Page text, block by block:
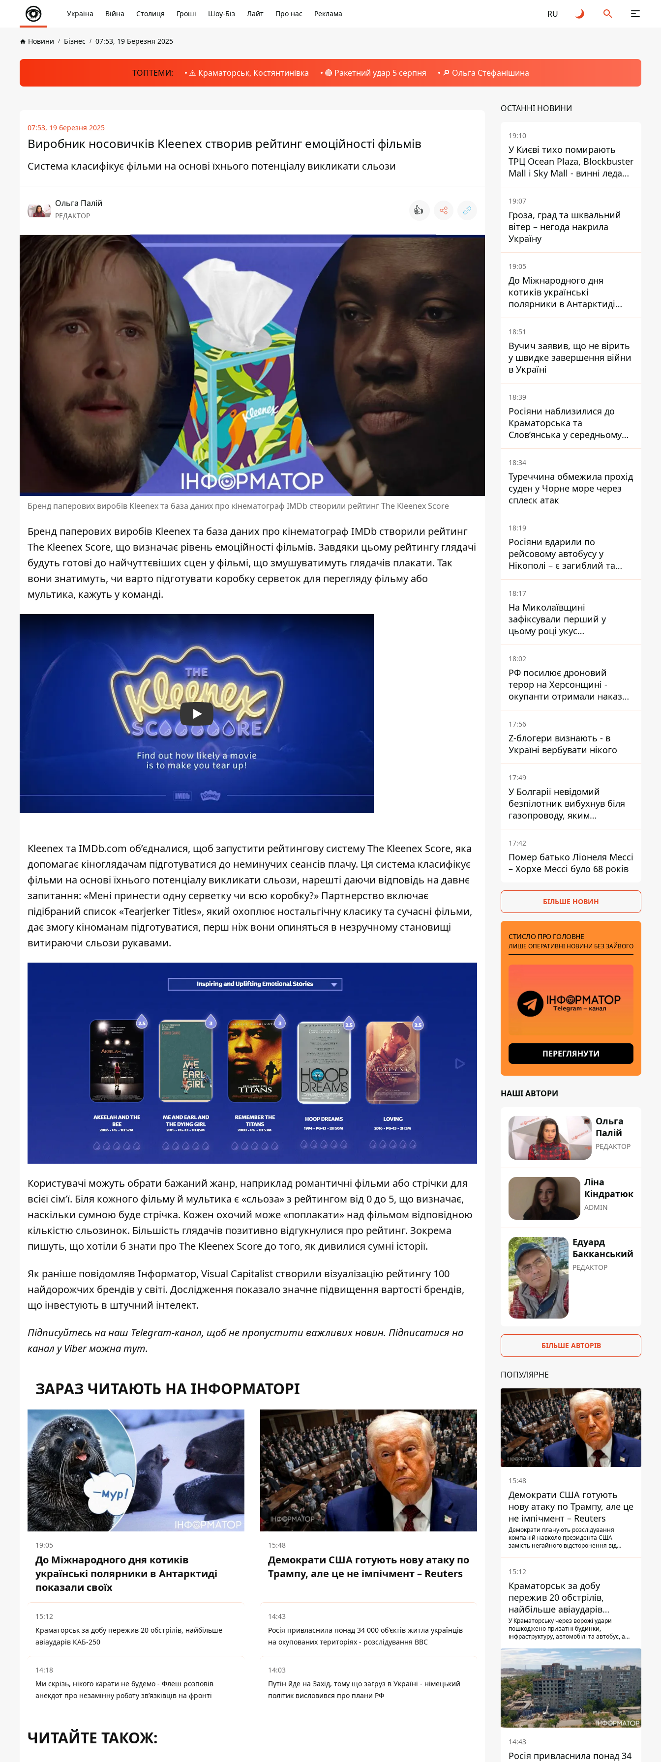
Україна Війна Столиця Гроші Шоу-Біз Лайт Про нас Реклама RU
Новини Бізнес 07:53, 19 Березня 2025
ТОПТЕМИ: ⚠️ Краматорськ, Костянтинівка 🔴 Ракетний удар 5 серпня 🔎 Ольга Стефанішина
07:53, 19 березня 2025
Виробник носовичків Kleenex створив рейтинг емоційності фільмів
Система класифікує фільми на основі їхнього потенціалу викликати сльози
Ольга Палій
РЕДАКТОР 👍
Бренд паперових виробів Kleenex та база даних про кінематограф IMDb створили рейтинг The Kleenex Score
Бренд паперових виробів Kleenex та база даних про кінематограф IMDb створили рейтинг
The Kleenex Score, що визначає рівень емоційності фільмів. Завдяки цьому рейтингу глядачі
будуть готові до найчуттєвіших сцен у фільмі, що змушуватимуть глядачів плакати. Так
вони знатимуть, чи варто підготувати коробку серветок для перегляду фільму або
мультика, кажуть у команді.
Play
Kleenex та IMDb.com об’єдналися, щоб запустити рейтингову системуThe Kleenex Score, яка
допомагає кіноглядачам підготуватися до неминучих сеансів плачу. Ця система класифікує
фільми на основі їхнього потенціалу викликати сльози, нарешті даючи відповідь на давнє
запитання: «Мені принести одну серветку чи всю коробку?» Партнерство включає
підібраний список «Tearjerker Titles», який охоплює ностальгічну класику та сучасні фільми,
дає змогу кіноманам підготуватися, перш ніж вони опиняться в незручному становищі
витираючи сльози рукавами.
Користувачі можуть обрати бажаний жанр, наприклад романтичні фільми або стрічки для
всієї сім’ї. Біля кожного фільму й мультика є «сльоза» з рейтингом від 0 до 5, що визначає,
наскільки сумною буде стрічка. Кожен охочий може «поплакати» над фільмом відповідною
кількістю сльозинок. Більшість глядачів позитивно відгукнулися про рейтинг. Зокрема
пишуть, що хотіли б знати про The Kleenex Score до того, як дивилися сумні історії.
Як раніше повідомляв Інформатор, Visual Capitalist створили візуалізацію рейтингу 100
найдорожчих брендів у світі. Дослідження показало значне підвищення вартості брендів,
що інвестують в штучний інтелект.
Підписуйтесь на наш Telegram-канал, щоб не пропустити важливих новин. Підписатися на
канал у Viber можнатут.
ЗАРАЗ ЧИТАЮТЬ НА ІНФОРМАТОРІ
19:05
До Міжнародного дня котиків
українські полярники в Антарктиді
показали своїх
15:48
Демократи США готують нову атаку по
Трампу, але це не імпічмент – Reuters
15:12
Краматорськ за добу пережив 20 обстрілів, найбільше
авіаударів КАБ-250
14:43
Росія привласнила понад 34 000 об'єктів житла українців
на окупованих територіях - розслідування BBC
14:18
Ми скрізь, нікого карати не будемо - Флеш розповів
анекдот про незамінну роботу зв’язківців на фронті
14:03
Путін йде на Захід, тому що загруз в Україні - німецький
політик висловився про плани РФ
ЧИТАЙТЕ ТАКОЖ:
ОСТАННІ НОВИНИ
19:10
У Києві тихо помирають
ТРЦ Ocean Plaza, Blockbuster
Mall і Sky Mall - винні ледачі
менеджери й канібалізм
19:07
Гроза, град та шквальний
вітер – негода накрила
Україну
19:05
До Міжнародного дня
котиків українські
полярники в Антарктиді
показали своїх
18:51
Вучич заявив, що не вірить
у швидке завершення війни
в Україні
18:39
Росіяни наблизилися до
Краматорська та
Слов’янська у середньому
на 10 км - експерт
попередив про посилення
18:34
Туреччина обмежила прохід
суден у Чорне море через
сплеск атак
18:19
Росіяни вдарили по
рейсовому автобусу у
Нікополі – є загиблий та
поранені
18:17
На Миколаївщині
зафіксували перший у
цьому році укус
небезпечного каракурта
18:02
РФ посилює дроновий
терор на Херсонщині -
окупанти отримали наказ
вільно полювати на автівки
17:56
Z-блогери визнають - в
Україні вербувати нікого
17:49
У Болгарії невідомий
безпілотник вибухнув біля
газопроводу, яким
постачають газ до України
17:42
Помер батько Ліонеля Мессі
– Хорхе Мессі було 68 років
БІЛЬШЕ НОВИН
СТИСЛО ПРО ГОЛОВНЕ
ЛИШЕ ОПЕРАТИВНІ НОВИНИ БЕЗ ЗАЙВОГО
ПЕРЕГЛЯНУТИ
НАШІ АВТОРИ
Ольга
Палій
РЕДАКТОР
Ліна
Кіндратюк
ADMIN
Едуард
Бакканський
РЕДАКТОР
БІЛЬШЕ АВТОРІВ
ПОПУЛЯРНЕ
15:48
Демократи США готують
нову атаку по Трампу, але це
не імпічмент – Reuters
Демократи планують розслідування
компаній навколо президента США
замість негайного відсторонення від
15:12
Краматорськ за добу
пережив 20 обстрілів,
найбільше авіаударів
КАБ-250
У Краматорську через ворожі удари
пошкоджено приватні будинки,
інфраструктуру, автомобілі та автобус, а
одна людина і ще 15 отримали поранення
14:43
Росія привласнила понад 34